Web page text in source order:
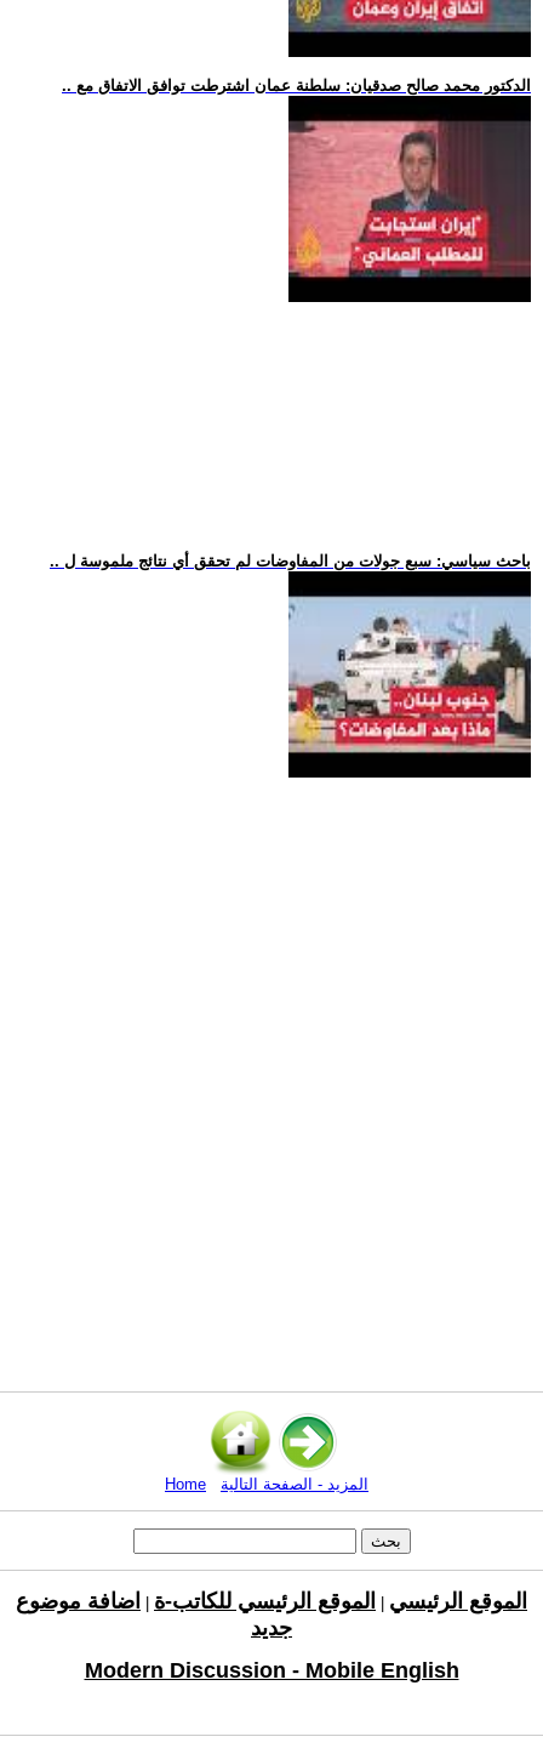
.. الدكتور محمد صالح صدقيان: سلطنة عمان اشترطت توافق الاتفاق مع
.. باحث سياسي: سبع جولات من المفاوضات لم تحقق أي نتائج ملموسة ل
Home المزيد - الصفحة التالية
الموقع الرئيسي الموقع الرئيسي للكاتب-ة
اضافة موضوع
جديد
Modern Discussion - Mobile English